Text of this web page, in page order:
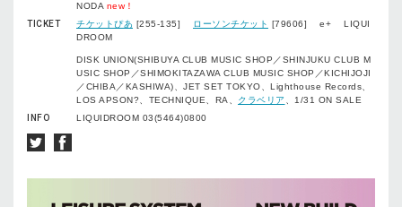
NODA new！
TICKET
チケットぴあ [255-135] ローソンチケット [79606] e+ LIQUI
DROOM
DISK UNION(SHIBUYA CLUB MUSIC SHOP／SHINJUKU CLUB M
USIC SHOP／SHIMOKITAZAWA CLUB MUSIC SHOP／KICHIJOJI
／CHIBA／KASHIWA)、JET SET TOKYO、Lighthouse Records、
LOS APSON?、TECHNIQUE、RA、 クラベリア 、1/31 ON SALE
INFO
LIQUIDROOM 03(5464)0800